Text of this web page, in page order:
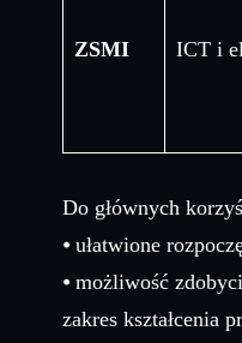
ZSMI ICT i
Do głównych
⦁ ułatwione
⦁ możliwość
zakres kształcenia